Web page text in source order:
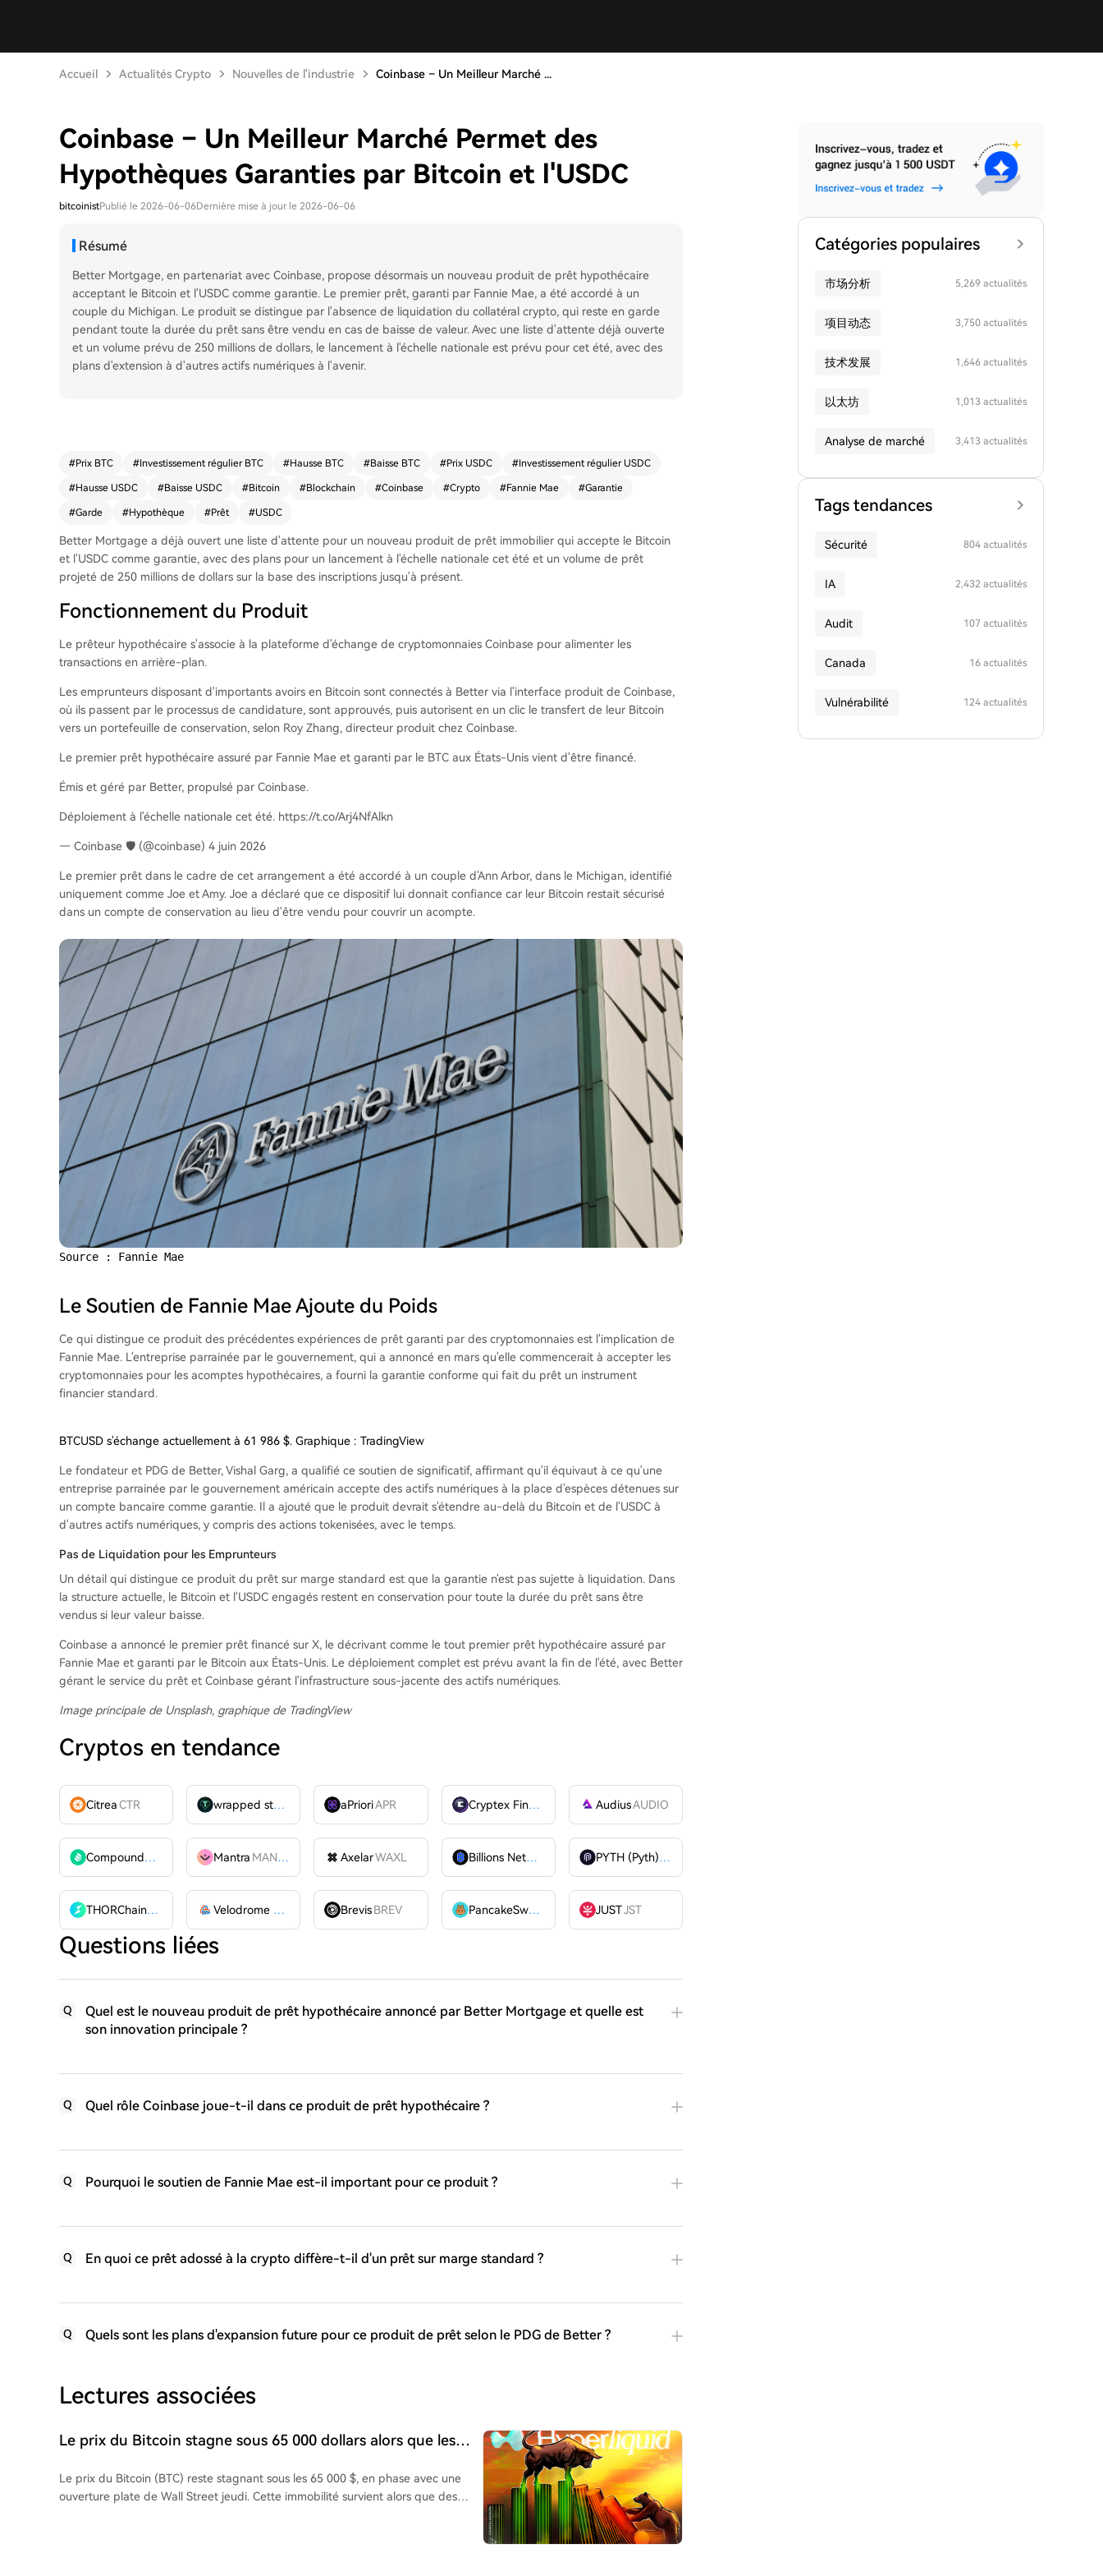
Accueil Actualités Crypto Nouvelles de l'industrie Coinbase – Un Meilleur Marché ...
Coinbase – Un Meilleur Marché Permet des
Hypothèques Garanties par Bitcoin et l'USDC
bitcoinistPublié le 2026-06-06Dernière mise à jour le 2026-06-06
Résumé
Better Mortgage, en partenariat avec Coinbase, propose désormais un nouveau produit de prêt hypothécaire
acceptant le Bitcoin et l'USDC comme garantie. Le premier prêt, garanti par Fannie Mae, a été accordé à un
couple du Michigan. Le produit se distingue par l'absence de liquidation du collatéral crypto, qui reste en garde
pendant toute la durée du prêt sans être vendu en cas de baisse de valeur. Avec une liste d'attente déjà ouverte
et un volume prévu de 250 millions de dollars, le lancement à l'échelle nationale est prévu pour cet été, avec des
plans d'extension à d'autres actifs numériques à l'avenir.
#Prix BTC #Investissement régulier BTC #Hausse BTC #Baisse BTC #Prix USDC #Investissement régulier USDC
#Hausse USDC #Baisse USDC #Bitcoin #Blockchain #Coinbase #Crypto #Fannie Mae #Garantie
#Garde #Hypothèque #Prêt #USDC
Better Mortgage a déjà ouvert une liste d'attente pour un nouveau produit de prêt immobilier qui accepte le Bitcoin
et l'USDC comme garantie, avec des plans pour un lancement à l'échelle nationale cet été et un volume de prêt
projeté de 250 millions de dollars sur la base des inscriptions jusqu'à présent.
Fonctionnement du Produit
Le prêteur hypothécaire s'associe à la plateforme d'échange de cryptomonnaies Coinbase pour alimenter les
transactions en arrière-plan.
Les emprunteurs disposant d'importants avoirs en Bitcoin sont connectés à Better via l'interface produit de Coinbase,
où ils passent par le processus de candidature, sont approuvés, puis autorisent en un clic le transfert de leur Bitcoin
vers un portefeuille de conservation, selon Roy Zhang, directeur produit chez Coinbase.
Le premier prêt hypothécaire assuré par Fannie Mae et garanti par le BTC aux États-Unis vient d'être financé.
Émis et géré par Better, propulsé par Coinbase.
Déploiement à l'échelle nationale cet été. https://t.co/Arj4NfAlkn
— Coinbase 🛡️ (@coinbase) 4 juin 2026
Le premier prêt dans le cadre de cet arrangement a été accordé à un couple d'Ann Arbor, dans le Michigan, identifié
uniquement comme Joe et Amy. Joe a déclaré que ce dispositif lui donnait confiance car leur Bitcoin restait sécurisé
dans un compte de conservation au lieu d'être vendu pour couvrir un acompte.
Source : Fannie Mae
Le Soutien de Fannie Mae Ajoute du Poids
Ce qui distingue ce produit des précédentes expériences de prêt garanti par des cryptomonnaies est l'implication de
Fannie Mae. L'entreprise parrainée par le gouvernement, qui a annoncé en mars qu'elle commencerait à accepter les
cryptomonnaies pour les acomptes hypothécaires, a fourni la garantie conforme qui fait du prêt un instrument
financier standard.
BTCUSD s'échange actuellement à 61 986 $. Graphique : TradingView
Le fondateur et PDG de Better, Vishal Garg, a qualifié ce soutien de significatif, affirmant qu'il équivaut à ce qu'une
entreprise parrainée par le gouvernement américain accepte des actifs numériques à la place d'espèces détenues sur
un compte bancaire comme garantie. Il a ajouté que le produit devrait s'étendre au-delà du Bitcoin et de l'USDC à
d'autres actifs numériques, y compris des actions tokenisées, avec le temps.
Pas de Liquidation pour les Emprunteurs
Un détail qui distingue ce produit du prêt sur marge standard est que la garantie n'est pas sujette à liquidation. Dans
la structure actuelle, le Bitcoin et l'USDC engagés restent en conservation pour toute la durée du prêt sans être
vendus si leur valeur baisse.
Coinbase a annoncé le premier prêt financé sur X, le décrivant comme le tout premier prêt hypothécaire assuré par
Fannie Mae et garanti par le Bitcoin aux États-Unis. Le déploiement complet est prévu avant la fin de l'été, avec Better
gérant le service du prêt et Coinbase gérant l'infrastructure sous-jacente des actifs numériques.
Image principale de Unsplash, graphique de TradingView
Cryptos en tendance
CitreaCTR wrapped stUSDT WSTUSDTaPrioriAPR Cryptex Finance AudiusAUDIO
Compound
COMP Mantra MANTRA AxelarWAXL Billions Network PYTH (Pyth)
PYTH
THORChain
RUNE Velodrome Finance VELODROME
BrevisBREV PancakeSwap JUSTJST
Questions liées
Q
Quel est le nouveau produit de prêt hypothécaire annoncé par Better Mortgage et quelle est
son innovation principale ?
Q Quel rôle Coinbase joue-t-il dans ce produit de prêt hypothécaire ?
Q Pourquoi le soutien de Fannie Mae est-il important pour ce produit ?
Q En quoi ce prêt adossé à la crypto diffère-t-il d'un prêt sur marge standard ?
Q Quels sont les plans d'expansion future pour ce produit de prêt selon le PDG de Better ?
Lectures associées
Le prix du Bitcoin stagne sous 65 000 dollars alors que les
avertissement de « stagflation »
Le prix du Bitcoin (BTC) reste stagnant sous les 65 000 $, en phase avec une
ouverture plate de Wall Street jeudi. Cette immobilité survient alors que des
Catégories populaires
市场分析 5,269 actualités
项目动态 3,750 actualités
技术发展 1,646 actualités
以太坊 1,013 actualités
Analyse de marché 3,413 actualités
Tags tendances
Sécurité 804 actualités
IA 2,432 actualités
Audit 107 actualités
Canada 16 actualités
Vulnérabilité 124 actualités